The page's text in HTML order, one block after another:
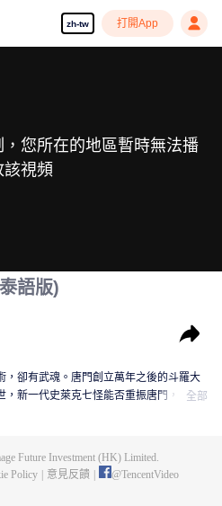
zh-tw 打開App
您所在的地區暫時無法播
該視頻
語版)
，卻有武魂。唐門創立萬年之後的斗羅大
，新一代史萊克七怪能否重振唐門，譜寫
全部
Future Investment (HK) Limited.
Policy 意見反饋 @TencentVideo